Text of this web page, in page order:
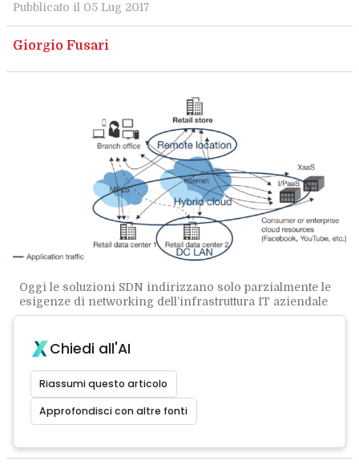
Pubblicato il 05 Lug 2017
Giorgio Fusari
Oggi le soluzioni SDN indirizzano solo parzialmente le
esigenze di networking dell’infrastruttura IT aziendale
Chiedi all'AI
Riassumi questo articolo
Approfondisci con altre fonti